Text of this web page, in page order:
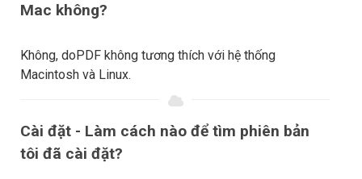
Mac không?
Không, doPDF không tương thích với hệ thống
Macintosh và Linux.
Cài đặt - Làm cách nào để tìm phiên bản
tôi đã cài đặt?